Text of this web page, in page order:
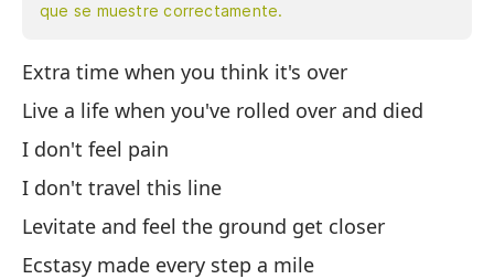
que se muestre correctamente.
Extra time when you think it's over
Live a life when you've rolled over and died
I don't feel pain
I don't travel this line
Levitate and feel the ground get closer
Ecstasy made every step a mile